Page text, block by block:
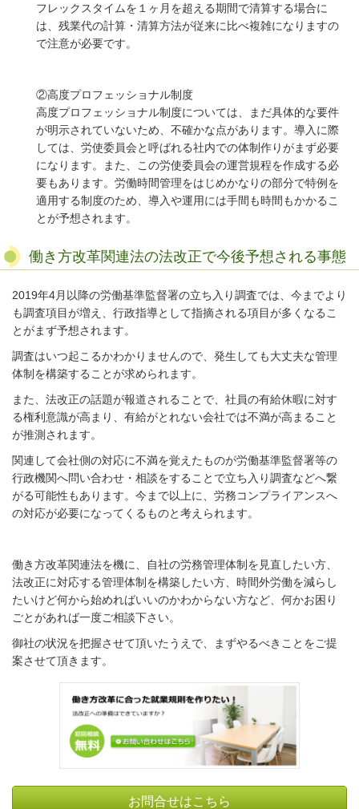
フレックスタイムを１ヶ月を超える期間で清算する場合に
は、残業代の計算・清算方法が従来に比べ複雑になりますの
で注意が必要です。
②高度プロフェッショナル制度
高度プロフェッショナル制度については、まだ具体的な要件
が明示されていないため、不確かな点があります。導入に際
しては、労使委員会と呼ばれる社内での体制作りがまず必要
になります。また、この労使委員会の運営規程を作成する必
要もあります。労働時間管理をはじめかなりの部分で特例を
適用する制度のため、導入や運用には手間も時間もかかるこ
とが予想されます。
働き方改革関連法の法改正で今後予想される事態
2019年4月以降の労働基準監督署の立ち入り調査では、今までより
も調査項目が増え、行政指導として指摘される項目が多くなるこ
とがまず予想されます。
調査はいつ起こるかわかりませんので、発生しても大丈夫な管理
体制を構築することが求められます。
また、法改正の話題が報道されることで、社員の有給休暇に対す
る権利意識が高まり、有給がとれない会社では不満が高まること
が推測されます。
関連して会社側の対応に不満を覚えたものが労働基準監督署等の
行政機関へ問い合わせ・相談をすることで立ち入り調査などへ繋
がる可能性もあります。今まで以上に、労務コンプライアンスへ
の対応が必要になってくるものと考えられます。
働き方改革関連法を機に、自社の労務管理体制を見直したい方、
法改正に対応する管理体制を構築したい方、時間外労働を減らし
たいけど何から始めればいいのかわからない方など、何かお困り
ごとがあれば一度ご相談下さい。
御社の状況を把握させて頂いたうえで、まずやるべきことをご提
案させて頂きます。
お問合せはこちら